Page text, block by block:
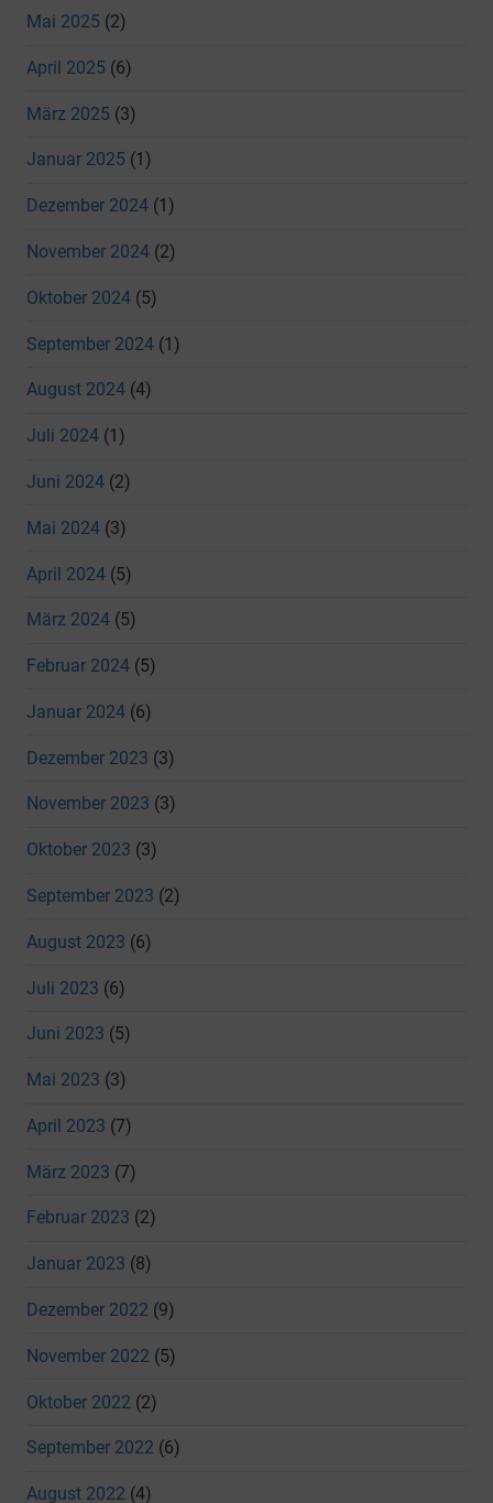
Mai 2025 (2)
April 2025 (6)
März 2025 (3)
Januar 2025 (1)
Dezember 2024 (1)
November 2024 (2)
Oktober 2024 (5)
September 2024 (1)
August 2024 (4)
Juli 2024 (1)
Juni 2024 (2)
Mai 2024 (3)
April 2024 (5)
März 2024 (5)
Februar 2024 (5)
Januar 2024 (6)
Dezember 2023 (3)
November 2023 (3)
Oktober 2023 (3)
September 2023 (2)
August 2023 (6)
Juli 2023 (6)
Juni 2023 (5)
Mai 2023 (3)
April 2023 (7)
März 2023 (7)
Februar 2023 (2)
Januar 2023 (8)
Dezember 2022 (9)
November 2022 (5)
Oktober 2022 (2)
September 2022 (6)
August 2022 (4)